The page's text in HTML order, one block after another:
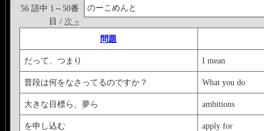
のーこめんと
56 語中 1～50番
目 / 次 »
問題
だって、つまり I mean
普段は何をなさってるのですか？ What you do
大きな目標ら、夢ら ambitions
を申し込む apply for